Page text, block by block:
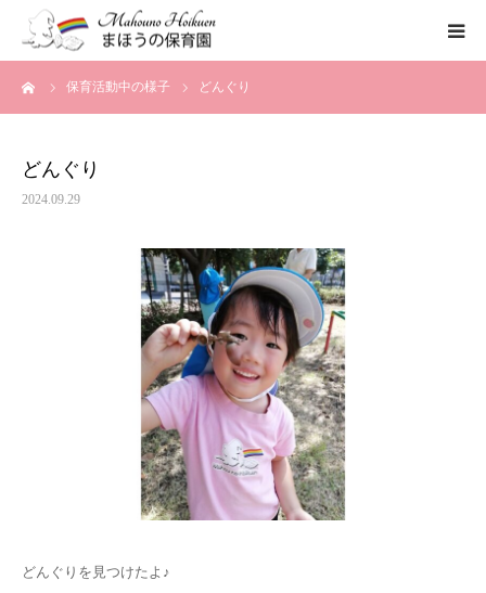
保育活動中の様子 どんぐり
どんぐり
2024.09.29
どんぐりを見つけたよ♪
まほうの保育園の想い
一時保育について